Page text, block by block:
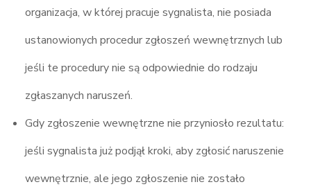
organizacja, w której pracuje sygnalista, nie posiada
ustanowionych procedur zgłoszeń wewnętrznych lub
jeśli te procedury nie są odpowiednie do rodzaju
zgłaszanych naruszeń.
Gdy zgłoszenie wewnętrzne nie przyniosło rezultatu:
jeśli sygnalista już podjął kroki, aby zgłosić naruszenie
wewnętrznie, ale jego zgłoszenie nie zostało